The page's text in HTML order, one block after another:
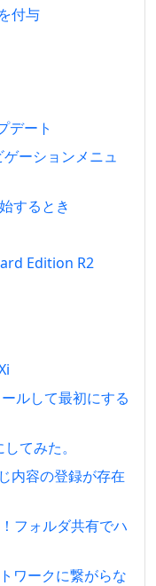
付与
デート
ーションメニュ
するとき
Edition R2
ルして最初にする
てみた。
内容の登録が存在
フォルダ共有でハ
ワークに繋がらな